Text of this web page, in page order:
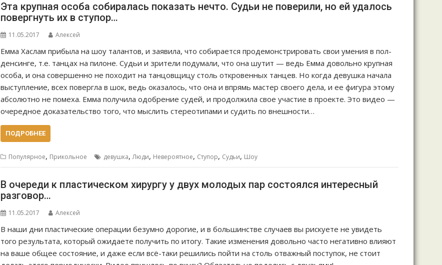
Эта крупная особа собиралась показать нечто. Судьи не поверили, но ей удалось
повергнуть их в ступор…
11.05.2017 Алексей
Емма Хаслам прибыла на шоу талантов, и заявила, что собирается продемонстрировать свои умения в пол-
денсинге, т.е. танцах на пилоне. Судьи и зрители подумали, что она шутит — ведь Емма довольно крупная
особа, и она совершенно не походит на танцовщицу столь откровенных танцев. Но когда девушка начала
выступление, всех повергла в шок, ведь оказалось, что она и впрямь мастер своего дела, и ее фигура этому
абсолютно не помеха. Емма получила одобрение судей, и продолжила свое участие в проекте. Это видео —
очередное доказательство того, что мыслить стереотипами и судить по внешности…
ПОДРОБНЕЕ
Популярное, Прикольное девушка,Люди, Невероятное, Ступор, Судьи, Шоу
В очереди к пластическом хирургу у двух молодых пар состоялся интересный
разговор…
11.05.2017 Алексей
В наши дни пластические операции безумно дорогие, и в большинстве случаев вы рискуете не увидеть
того результата, который ожидаете получить по итогу. Такие изменения довольно часто негативно влияют
на ваше общее состояние, и даже если всё-таки решились пойти на столь отважный поступок, не стоит